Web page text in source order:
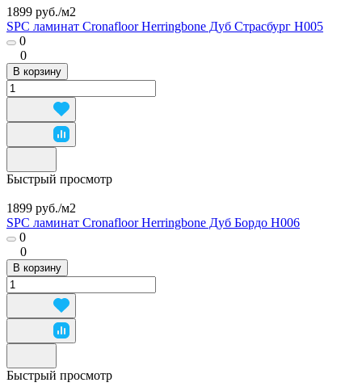
1899 руб./м2
SPC ламинат Cronafloor Herringbone Дуб Страсбург H005
0
0
В корзину
Быстрый просмотр
1899 руб./м2
SPC ламинат Cronafloor Herringbone Дуб Бордо H006
0
0
В корзину
Быстрый просмотр